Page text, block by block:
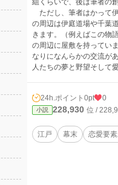
組くらいで、後は筆者の
ただし、筆者はかって
の周辺は伊庭道場や千葉
きます。（例えばこの物
の周辺に屋敷を持ってい
なりになんらかの交流が
人たちの夢と野望そして
24h.ポイント 0pt 0
小説 228,930 位 /
江戸 幕末 恋愛要素